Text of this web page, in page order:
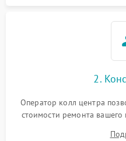
2.
Оператор колл центра
стоимости ремонта вашего